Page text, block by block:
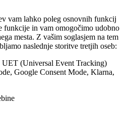
vam lahko poleg osnovnih funkcij
funkcije in vam omogočimo udobno
mesta. Z vašim soglasjem na tem
naslednje storitve tretjih oseb:
UET (Universal Event Tracking)
Google Consent Mode, Klarna,